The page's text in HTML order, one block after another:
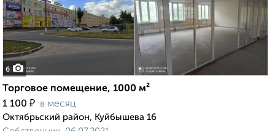
6
Торговое помещение, 1000 м²
1 100 ₽ в месяц
Октябрьский район, Куйбышева 16